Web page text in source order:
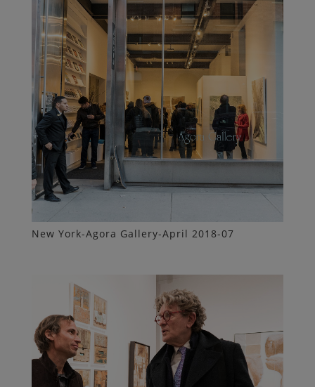
New York-Agora Gallery-April 2018-07